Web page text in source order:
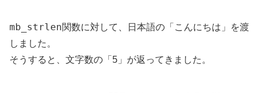
mb_strlen関数に対して、日本語の「 こんにちは 」を渡
しました。
そうすると、文字数の「5」が返ってきました。